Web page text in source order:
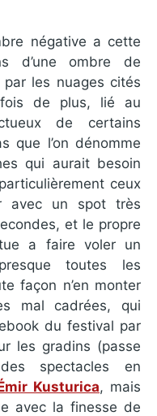
négative a cette
d’une ombre de
par les nuages cités
de plus, lié au
de certains
que l’on dénomme
qui aurait besoin
ceux
avec un spot très
et le propre
a faire voler un
toutes les
façon n’en monter
mal cadrées, qui
du festival par
les gradins (passe
spectacles en
Kusturica, mais
avec la finesse de